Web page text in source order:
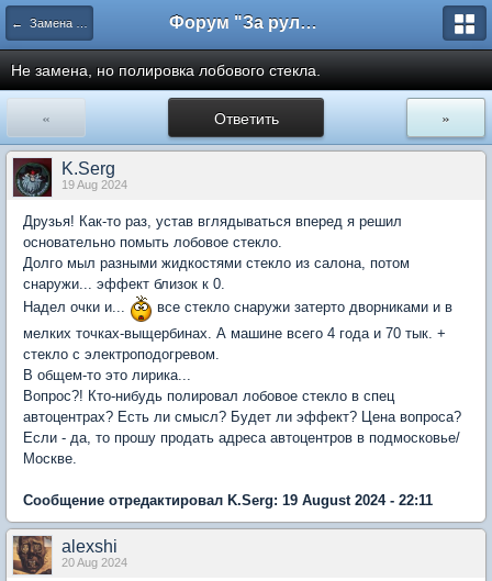
← Замена лобового стекла Форум "За рулем"
Не замена, но полировка лобового стекла.
Ответить
« »
K.Serg
19 Aug 2024
Друзья! Как-то раз, устав вглядываться вперед я решил
основательно помыть лобовое стекло.
Долго мыл разными жидкостями стекло из салона, потом
снаружи... эффект близок к 0.
Надел очки и...
все стекло снаружи затерто дворниками и в
мелких точках-выщербинах. А машине всего 4 года и 70 тык. +
стекло с электроподогревом.
В общем-то это лирика...
Вопрос?! Кто-нибудь полировал лобовое стекло в спец
автоцентрах? Есть ли смысл? Будет ли эффект? Цена вопроса?
Если - да, то прошу продать адреса автоцентров в подмосковье/
Москве.
Сообщение отредактировал K.Serg: 19 August 2024 - 22:11
alexshi
20 Aug 2024